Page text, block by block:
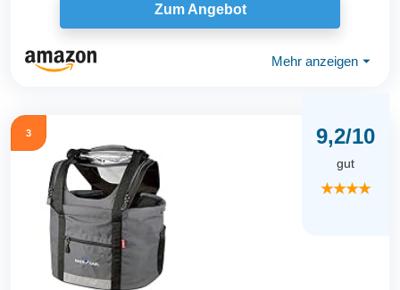
Zum Angebot
Mehr anzeigen ⏷
3 9,2/10
gut
★★★★